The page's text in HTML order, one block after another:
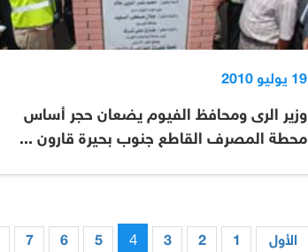
19 يوليو 2010
وزير الرى ومحافظ الفيوم يضعان حجر أساس
محطة المصرف القاطع جنوب بحيرة قارون ...
الأول 1
2
3
4
5
6
7